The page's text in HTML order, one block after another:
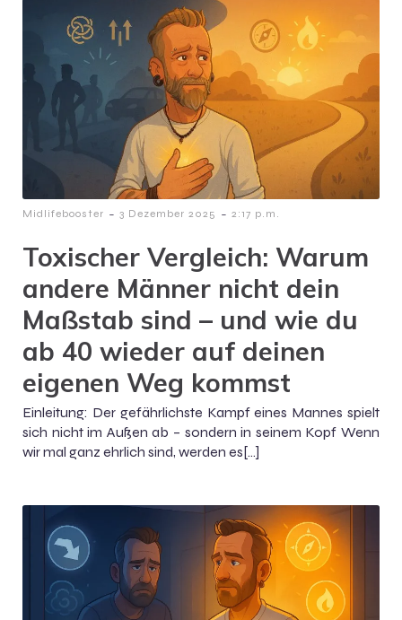
Midlifebooster - 3 Dezember 2025 - 2:17 p.m.
Toxischer Vergleich: Warum
andere Männer nicht dein
Maßstab sind – und wie du
ab 40 wieder auf deinen
eigenen Weg kommst
Einleitung: Der gefährlichste Kampf eines Mannes spielt
sich nicht im Außen ab – sondern in seinem Kopf Wenn
wir mal ganz ehrlich sind, werden es[…]